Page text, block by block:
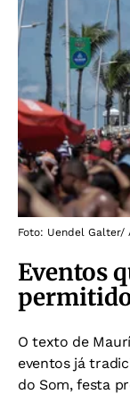
Foto: Uendel Galter/
Eventos
O texto de
eventos já
do Som, festa